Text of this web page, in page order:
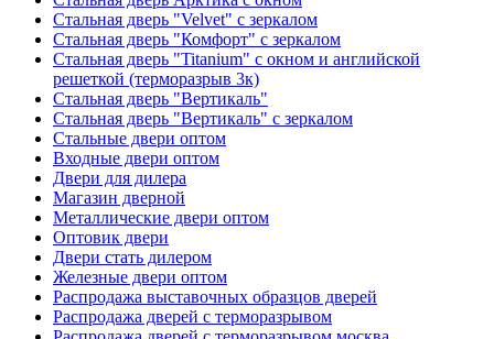
Стальная дверь "Velvet" с зеркалом
Стальная дверь "Комфорт" с зеркалом
Стальная дверь "Titanium" с окном и английской
решеткой (терморазрыв 3к)
Стальная дверь "Вертикаль"
Стальная дверь "Вертикаль" с зеркалом
Стальные двери оптом
Входные двери оптом
Двери для дилера
Магазин дверной
Металлические двери оптом
Оптовик двери
Двери стать дилером
Железные двери оптом
Распродажа выставочных образцов дверей
Распродажа дверей с терморазрывом